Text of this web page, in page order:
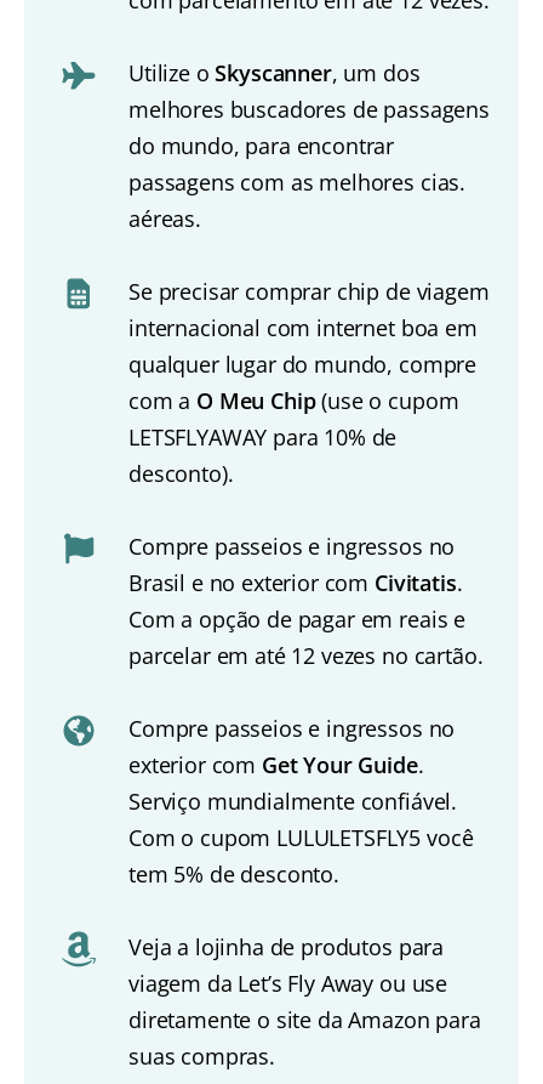
Utilize oSkyscanner, um dos
melhores buscadores de passagens
do mundo, para encontrar
passagens com as melhores cias.
aéreas.
Se precisar comprar chip de viagem
internacional com internet boa em
qualquer lugar do mundo, compre
com a O Meu Chip(use o cupom
LETSFLYAWAY para 10% de
desconto).
Compre passeios e ingressos no
Brasil e no exterior com Civitatis.
Com a opção de pagar em reais e
parcelar em até 12 vezes no cartão.
Compre passeios e ingressos no
exterior com Get Your Guide.
Serviço mundialmente confiável.
Com o cupom LULULETSFLY5 você
tem 5% de desconto.
Veja a lojinha de produtos para
viagem da Let’s Fly Away ou use
diretamente o site da Amazon para
suas compras.